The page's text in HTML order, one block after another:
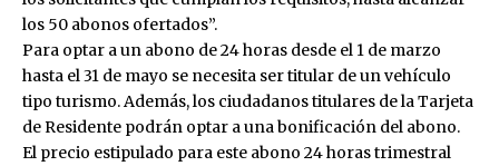
los 50 abonos ofertados”.
Para optar a un abono de 24 horas desde el 1 de marzo
hasta el 31 de mayo se necesita ser titular de un vehículo
tipo turismo. Además, los ciudadanos titulares de la Tarjeta
de Residente podrán optar a una bonificación del abono.
El precio estipulado para este abono 24 horas trimestral